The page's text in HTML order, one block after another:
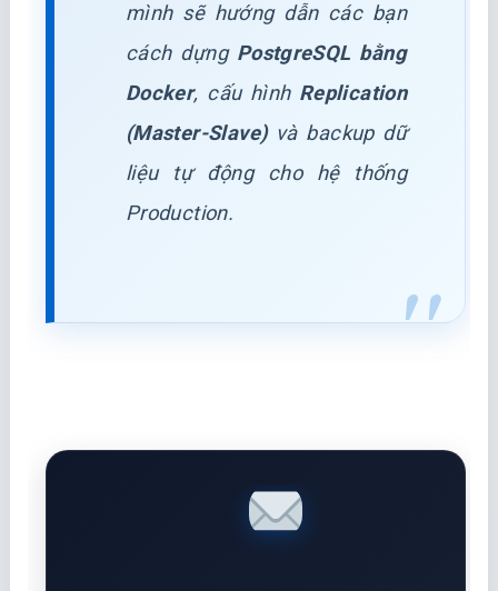
mình sẽ hướng dẫn các bạn
cách dựng PostgreSQL bằng
Docker, cấu hình Replication
(Master-Slave) và backup dữ
liệu tự động cho hệ thống
Production.